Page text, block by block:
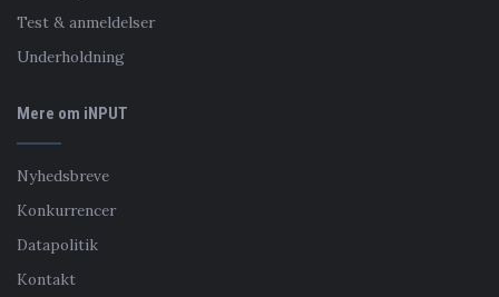
Test & anmeldelser
Underholdning
Mere om iNPUT
Nyhedsbreve
Konkurrencer
Datapolitik
Kontakt